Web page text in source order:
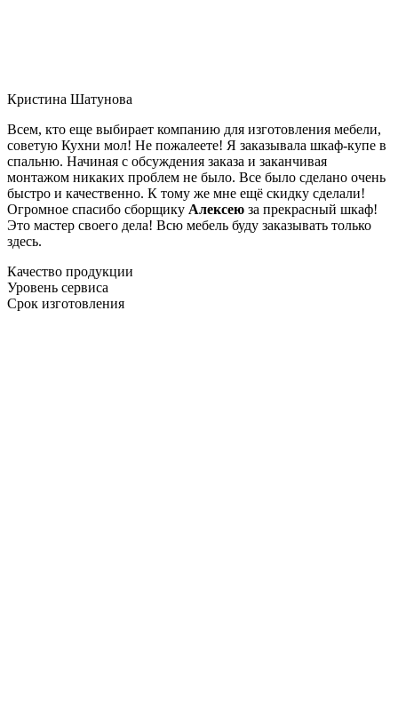
Кристина Шатунова
Всем, кто еще выбирает компанию для изготовления мебели,
советую Кухни мол! Не пожалеете! Я заказывала шкаф-купе в
спальню. Начиная с обсуждения заказа и заканчивая
монтажом никаких проблем не было. Все было сделано очень
быстро и качественно. К тому же мне ещё скидку сделали!
Огромное спасибо сборщику Алексею за прекрасный шкаф!
Это мастер своего дела! Всю мебель буду заказывать только
здесь.
Качество продукции
Уровень сервиса
Срок изготовления